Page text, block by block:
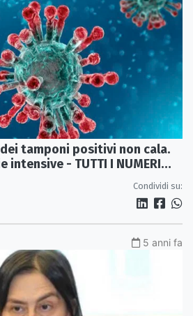
tamponi positivi non cala.
intensive - TUTTI I NUMERI
Condividi su:
5 anni fa